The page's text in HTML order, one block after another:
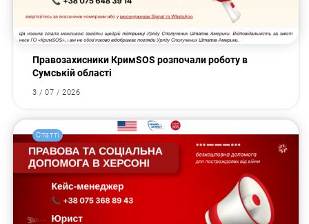
Правозахисники КримSOS розпочали роботу в
Сумській області
3 / 07 / 2026
Статті